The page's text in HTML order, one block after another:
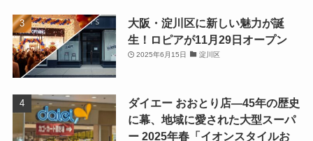
大阪・淀川区に新しい魅力が誕
生！ロピアが11月29日オープン
2025年6月15日 淀川区
ダイエー おおとり店—45年の歴史
に幕、地域に愛された大型スーパ
ー 2025年春「イオンスタイルお